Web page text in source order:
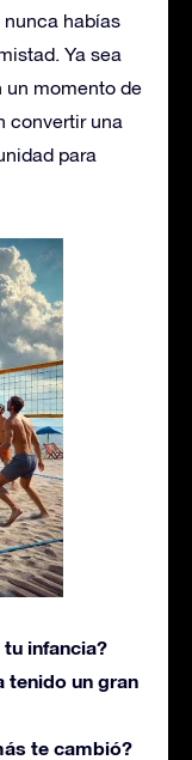
habías
Ya sea
un momento de
convertir una
para
infancia?
tenido un gran
te cambió?